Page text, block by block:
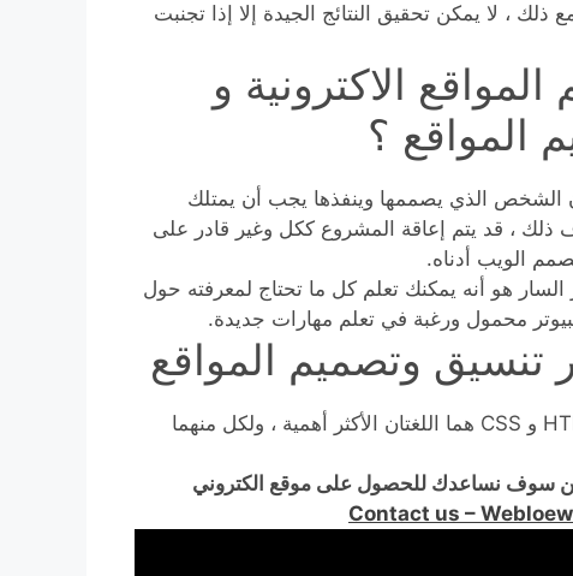
ذلك ، لا يمكن تحقيق النتائج الجيدة إلا إذا تجنبت
الاكترونية و
المواقع ؟
الشخص الذي يصممها وينفذها يجب أن يمتلك
، قد يتم إعاقة المشروع ككل وغير قادر على
الويب أدناه.
السار هو أنه يمكنك تعلم كل ما تحتاج لمعرفته حول
محمول ورغبة في تعلم مهارات جديدة.
العمل في تصميم الويب يتطلب خبرة في البرمجة. HTML و CSS هما اللغتان الأكثر أهمية ، ولكل منهما
سوف نساعدك للحصول على موقع الكتروني
Contact us –